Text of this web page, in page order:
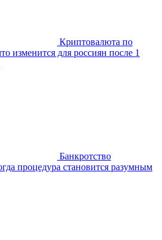
Криптовалюта по
изменится для россиян после 1
Банкротство
процедура становится разумным